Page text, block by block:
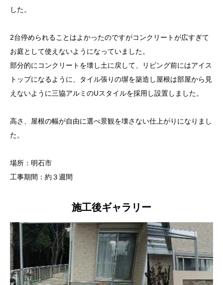
した。
2台停められることはよかったのですがコンクリートが広すぎて
お庭として使えないようになっていました。
部分的にコンクリートを壊し土に戻して、リビング前にはアイス
トップになるように、タイル張りの塀を築造し屋根は部屋から見
えないように三協アルミのUスタイルを採用し設置しました。
高さ、屋根の幅が自由に選べ景観を壊さない仕上がりになりまし
た。
場所：明石市
工事期間：約３週間
施工後ギャラリー